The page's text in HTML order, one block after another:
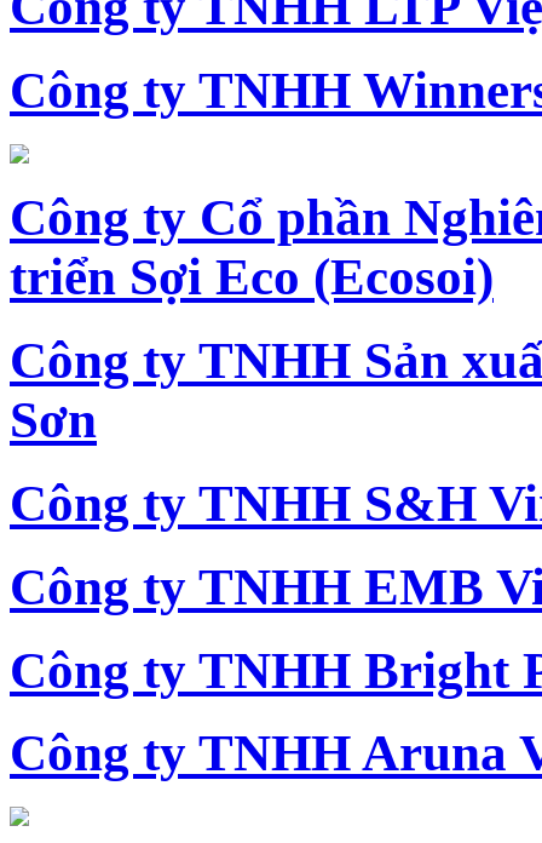
Công ty TNHH
Công ty Cổ phần
triển Sợi Eco (Ecosoi)
Công ty TNHH Sản
Sơn
Công ty TNHH S&H
Công ty TNHH EMB
Công ty TNHH Bright
Công ty TNHH Aruna